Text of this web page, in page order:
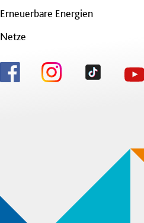
Erneuerbare Energien
Netze